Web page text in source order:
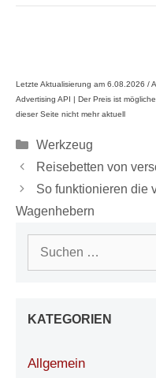
Letzte Aktualisierung am 6.08.2026 /
Advertising API | Der Preis ist
dieser Seite nicht mehr aktuell
Kategorien
Werkzeug
Reisebetten von
So funktionieren die
Wagenhebern
Suchen
KATEGORIEN
Allgemein